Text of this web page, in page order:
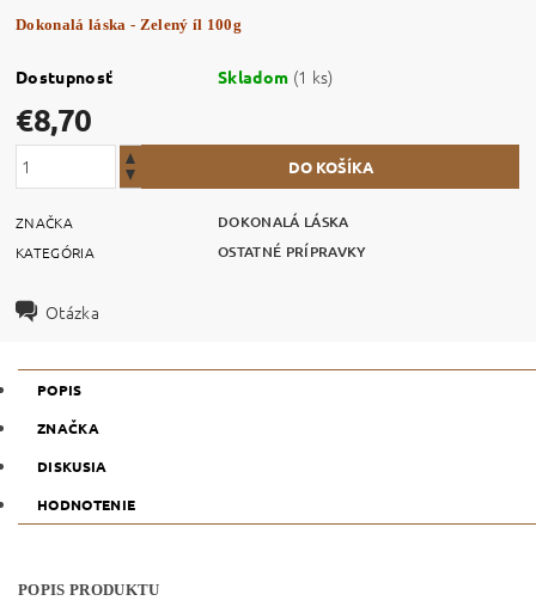
Dokonalá láska - Zelený íl 100g
Dostupnosť Skladom (1 ks)
€8,70
ZNAČKA DOKONALÁ LÁSKA
KATEGÓRIA OSTATNÉ PRÍPRAVKY
Otázka
POPIS
ZNAČKA
DISKUSIA
HODNOTENIE
POPIS PRODUKTU